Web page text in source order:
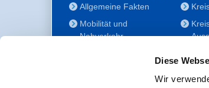
Diese
Wir
Allgemeine Fakten
Mobilität und
Nahverkehr
für